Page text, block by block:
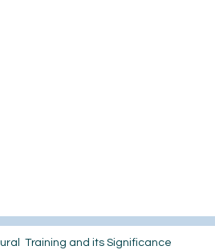
Training and its Significance